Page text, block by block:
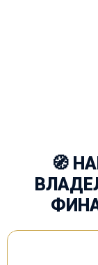
🧭